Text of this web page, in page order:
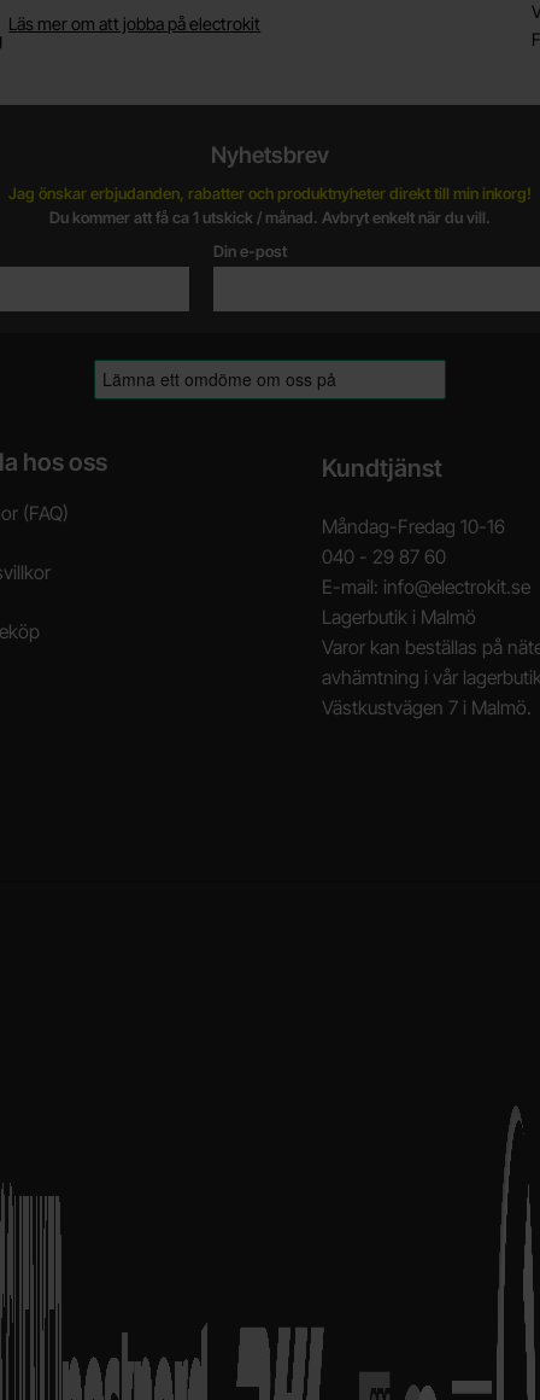
Läs mer om att jobba på electrokit
Nyhetsbrev
Jag önskar erbjudanden, rabatter och produktnyheter direkt till min inkorg!
Du kommer att få ca 1 utskick / månad. Avbryt enkelt när du vill.
Din e-post
hos oss
(FAQ)
Kundtjänst
Måndag-Fredag 10-16
040 - 29 87 60
E-mail: info@electrokit.se
Lagerbutik i Malmö
Varor kan beställas på
avhämtning i vår
Västkustvägen 7 i Malmö.